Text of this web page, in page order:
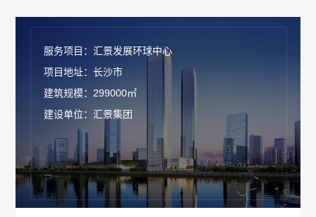
服务项目：汇景发展环球中心
项目地址：长沙市
建筑规模：299000㎡
建设单位：汇景集团